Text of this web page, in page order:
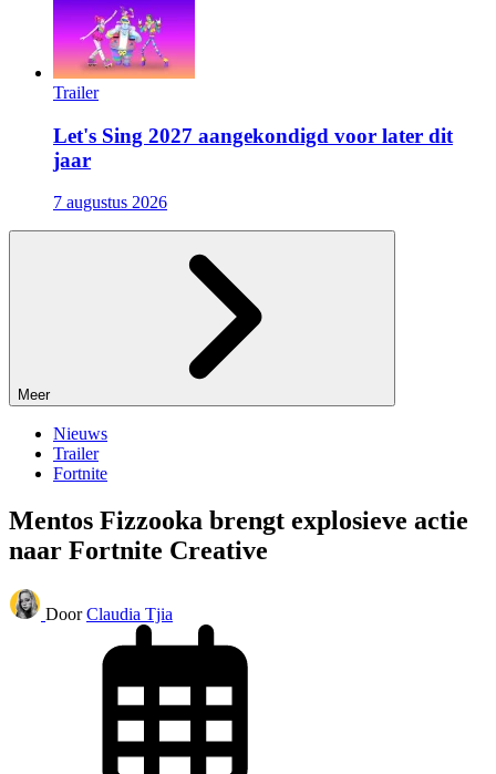
Trailer
Let's Sing 2027 aangekondigd voor later dit
jaar
7 augustus 2026
Meer
Nieuws
Trailer
Fortnite
Mentos Fizzooka brengt explosieve actie
naar Fortnite Creative
Door Claudia Tjia